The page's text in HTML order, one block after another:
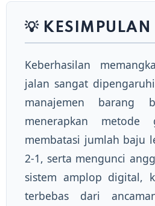
💡 KESIMPULAN
Keberhasilan
jalan sangat
manajemen barang
menerapkan metode
membatasi jumlah baju
2-1, serta mengunci
sistem amplop digital,
terbebas dari